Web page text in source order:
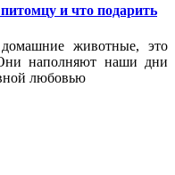
и что подарить
животные, это
наполняют наши дни
любовью